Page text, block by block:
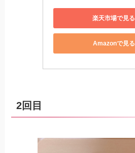
楽天市場で見る
Amazonで見る
2回目